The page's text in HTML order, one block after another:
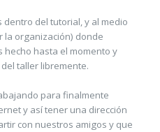
del tutorial, y al medio
la organización) donde
hecho hasta el momento y
taller libremente.
para finalmente
y así tener una dirección
con nuestros amigos y que